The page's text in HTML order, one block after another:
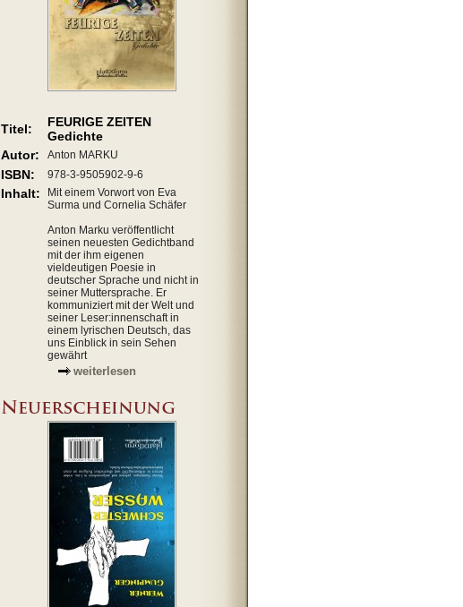
Titel:
FEURIGE ZEITEN
Gedichte
Autor:
Anton MARKU
ISBN: 978-3-9505902-9-6
Inhalt:
Mit einem Vorwort von Eva
Surma und Cornelia Schäfer
Anton Marku veröffentlicht
seinen neuesten Gedichtband
mit der ihm eigenen
vieldeutigen Poesie in
deutscher Sprache und nicht in
seiner Muttersprache. Er
kommuniziert mit der Welt und
seiner Leser:innenschaft in
einem lyrischen Deutsch, das
uns Einblick in sein Sehen
gewährt
weiterlesen